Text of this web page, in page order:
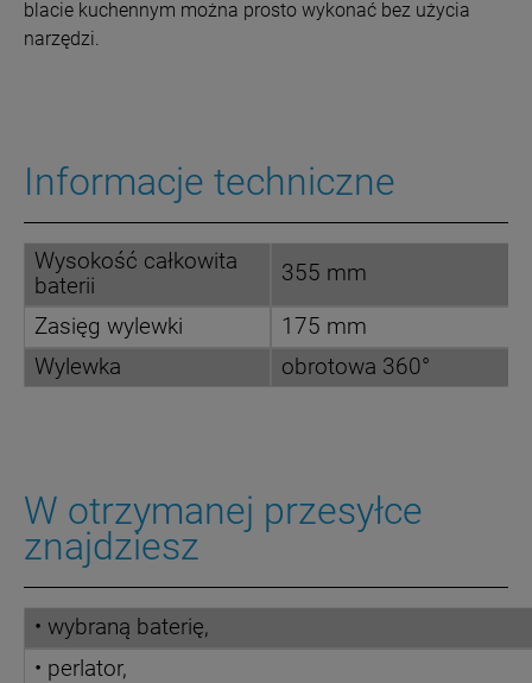
blacie kuchennym można prosto wykonać bez użycia
narzędzi.
Informacje techniczne
Wysokość całkowita
baterii
355 mm
Zasięg wylewki
175 mm
Wylewka
obrotowa 360°
W otrzymanej przesyłce
znajdziesz
• wybraną baterię,
• perlator,